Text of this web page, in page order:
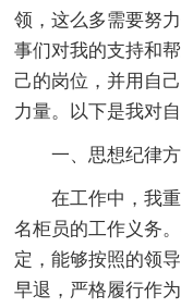
领，这么多需要努
事们对我的支持和
己的岗位，并用自
力量。以下是我对
一、思想纪律
在工作中，我
名柜员的工作义务
定，能够按照的领
早退，严格履行作